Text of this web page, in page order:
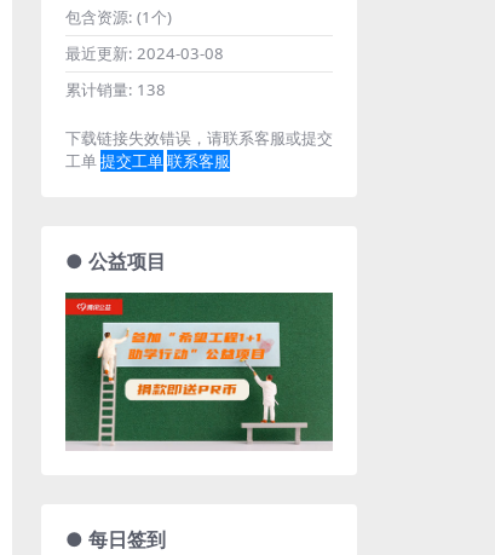
包含资源: (1个)
最近更新: 2024-03-08
累计销量: 138
下载链接失效错误，请联系客服或提交
工单提交工单联系客服
● 公益项目
● 每日签到